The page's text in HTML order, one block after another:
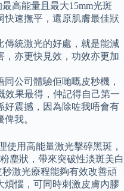
高能量且最大15mm光斑
快速撫平，還原肌膚最佳狀
傳統激光的好處，就是能減
，亦更快見效，功效亦更加
公司體驗佢哋嘅皮秒機，
效果最得，仲記得自己第一
好震撼，因為除咗我唔會有
我。
使用高能量激光擊碎黑斑，
塵狀，帶來突破性淡斑美白
激光療程能夠有效改善頑
煩惱，可同時刺激皮膚內膠